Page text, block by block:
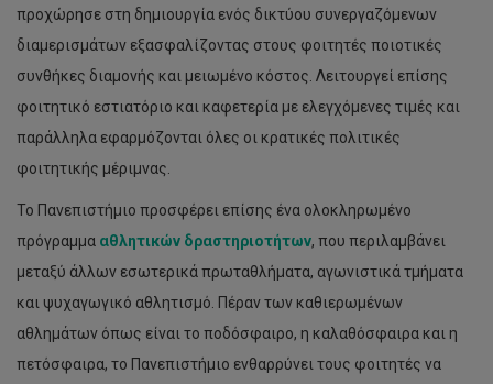
προχώρησε στη δημιουργία ενός δικτύου συνεργαζόμενων
διαμερισμάτων εξασφαλίζοντας στους φοιτητές ποιοτικές
συνθήκες διαμονής και μειωμένο κόστος. Λειτουργεί επίσης
φοιτητικό εστιατόριο και καφετερία με ελεγχόμενες τιμές και
παράλληλα εφαρμόζονται όλες οι κρατικές πολιτικές
φοιτητικής μέριμνας.
Το Πανεπιστήμιο προσφέρει επίσης ένα ολοκληρωμένο
πρόγραμμα αθλητικών δραστηριοτήτων, που περιλαμβάνει
μεταξύ άλλων εσωτερικά πρωταθλήματα, αγωνιστικά τμήματα
και ψυχαγωγικό αθλητισμό. Πέραν των καθιερωμένων
αθλημάτων όπως είναι το ποδόσφαιρο, η καλαθόσφαιρα και η
πετόσφαιρα, το Πανεπιστήμιο ενθαρρύνει τους φοιτητές να